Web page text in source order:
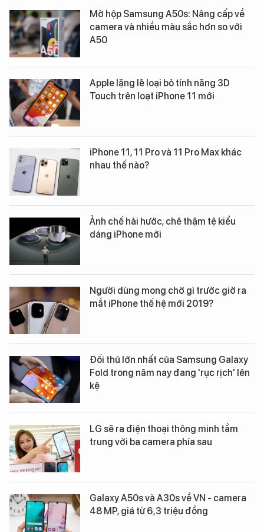
Mở hộp Samsung A50s: Nâng cấp về
camera và nhiều màu sắc hơn so với
A50
Apple lặng lẽ loại bỏ tính năng 3D
Touch trên loạt iPhone 11 mới
iPhone 11, 11 Pro và 11 Pro Max khác
nhau thế nào?
Ảnh chế hài hước, chê thậm tệ kiểu
dáng iPhone mới
Người dùng mong chờ gì trước giờ ra
mắt iPhone thế hệ mới 2019?
Đối thủ lớn nhất của Samsung Galaxy
Fold trong năm nay đang 'rục rịch' lên
kệ
LG sẽ ra điện thoại thông minh tầm
trung với ba camera phía sau
Galaxy A50s và A30s về VN - camera
48 MP, giá từ 6,3 triệu đồng